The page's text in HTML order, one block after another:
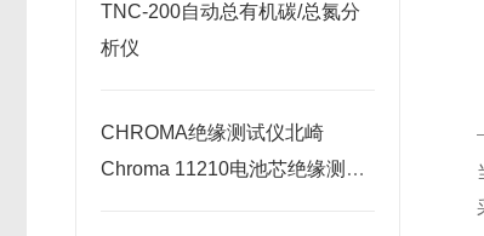
TNC-200自动总有机碳/总氮分
析仪
CHROMA绝缘测试仪北崎
Chroma 11210电池芯绝缘测试